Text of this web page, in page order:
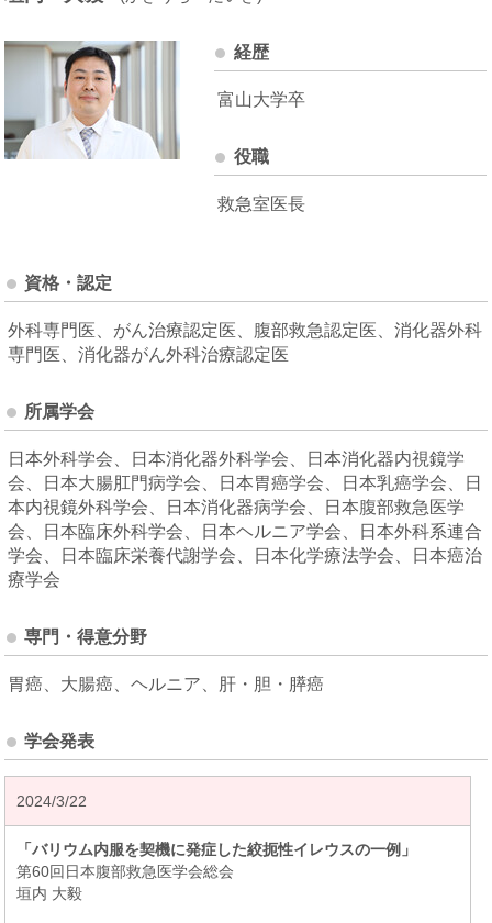
経歴
富山大学卒
役職
救急室医長
資格・認定
外科専門医、がん治療認定医、腹部救急認定医、消化器外科
専門医、消化器がん外科治療認定医
所属学会
日本外科学会、日本消化器外科学会、日本消化器内視鏡学
会、日本大腸肛門病学会、日本胃癌学会、日本乳癌学会、日
本内視鏡外科学会、日本消化器病学会、日本腹部救急医学
会、日本臨床外科学会、日本ヘルニア学会、日本外科系連合
学会、日本臨床栄養代謝学会、日本化学療法学会、日本癌治
療学会
専門・得意分野
胃癌、大腸癌、ヘルニア、肝・胆・膵癌
学会発表
2024/3/22
「バリウム内服を契機に発症した絞扼性イレウスの一例」
第60回日本腹部救急医学会総会
垣内 大毅